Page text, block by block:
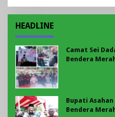
HEADLINE
Camat Sei
Bendera
Bupati
Bendera